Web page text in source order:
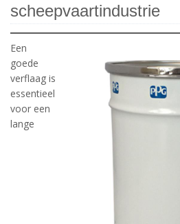
scheepvaartindustrie
Een
goede
verflaag is
essentieel
voor een
lange